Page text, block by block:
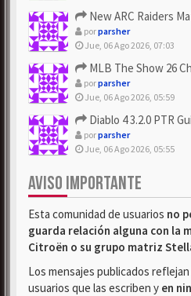
New ARC Raiders
porparsher
Jue, 06 Ago 2026, 07:03
MLB The Show 26
porparsher
Jue, 06 Ago 2026, 05:59
Diablo 4 3.2.0 PTR Guide –
porparsher
Jue, 06 Ago 2026, 05:55
AVISO IMPORTANTE
Esta comunidad de usuarios no
guarda relación alguna con la
Citroën o su grupo matriz
Los mensajes publicados
usuarios que las escriben y en